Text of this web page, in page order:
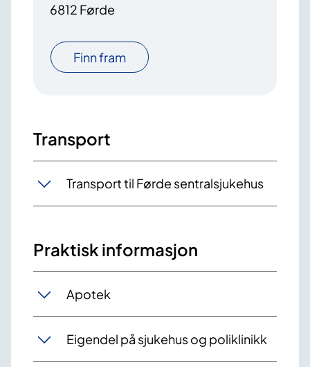
6812 Førde
Finn fram
Transport
Transport til Førde sentralsjukehus
Praktisk informasjon
Apotek
Eigendel på sjukehus og poliklinikk